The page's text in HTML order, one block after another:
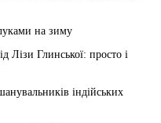
на зиму
Лізи Глинської: просто і
індійських